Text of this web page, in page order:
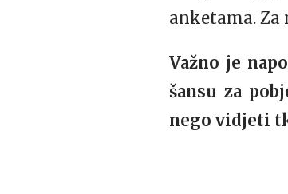
anketama. Za
Važno je
šansu za
nego vidjeti